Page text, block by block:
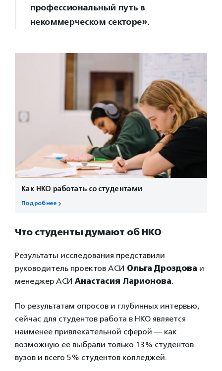
профессиональный путь в
некоммерческом секторе».
Как НКО работать со студентами
Подробнее
Что студенты думают об НКО
Результаты исследования представили
руководитель проектов АСИ Ольга Дроздова и
менеджер АСИ Анастасия Ларионова.
По результатам опросов и глубинных интервью,
сейчас для студентов работа в НКО является
наименее привлекательной сферой — как
возможную ее выбрали только 13% студентов
вузов и всего 5% студентов колледжей.